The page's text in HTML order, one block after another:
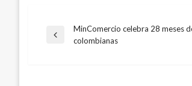
Navegación
Entrada
MinComercio celebra 28 meses
colombianas